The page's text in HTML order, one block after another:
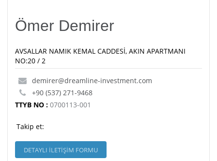
Ömer Demirer
AVSALLAR NAMIK KEMAL CADDESİ, AKIN APARTMANI
NO:20 / 2
demirer@dreamline-investment.com
+90 (537) 271-9468
TTYB NO : 0700113-001
Takip et:
DETAYLI İLETİŞİM FORMU